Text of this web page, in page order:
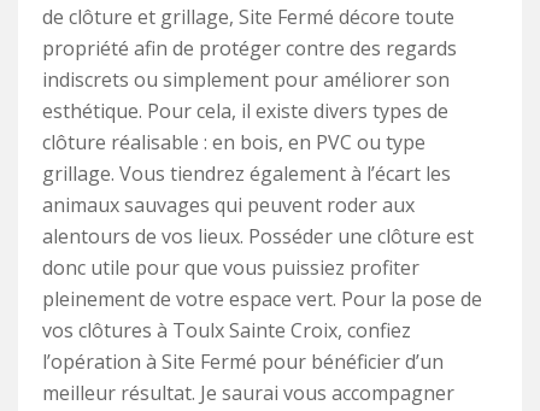
de clôture et grillage, Site Fermé décore toute
propriété afin de protéger contre des regards
indiscrets ou simplement pour améliorer son
esthétique. Pour cela, il existe divers types de
clôture réalisable : en bois, en PVC ou type
grillage. Vous tiendrez également à l’écart les
animaux sauvages qui peuvent roder aux
alentours de vos lieux. Posséder une clôture est
donc utile pour que vous puissiez profiter
pleinement de votre espace vert. Pour la pose de
vos clôtures à Toulx Sainte Croix, confiez
l’opération à Site Fermé pour bénéficier d’un
meilleur résultat. Je saurai vous accompagner